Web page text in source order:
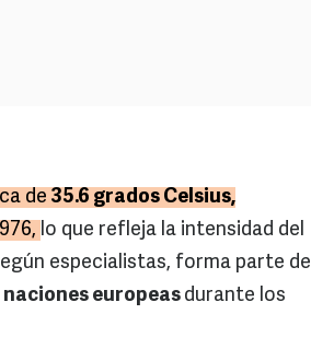
de 35.6 grados Celsius,
lo que refleja la intensidad del
especialistas, forma parte de
naciones europeas durante los